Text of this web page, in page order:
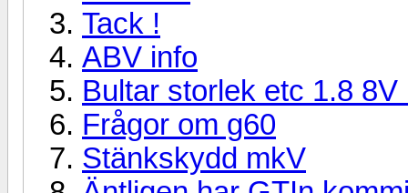
Tack !
ABV info
Bultar storlek etc 1.8 8V
Frågor om g60
Stänkskydd mkV